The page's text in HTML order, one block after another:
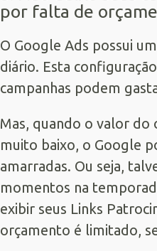
por falta de
O Google Ads possui
diário. Esta
campanhas podem
Mas, quando o valor do
muito baixo, o Google
amarradas. Ou seja,
momentos na
exibir seus Links
orçamento é limitado,